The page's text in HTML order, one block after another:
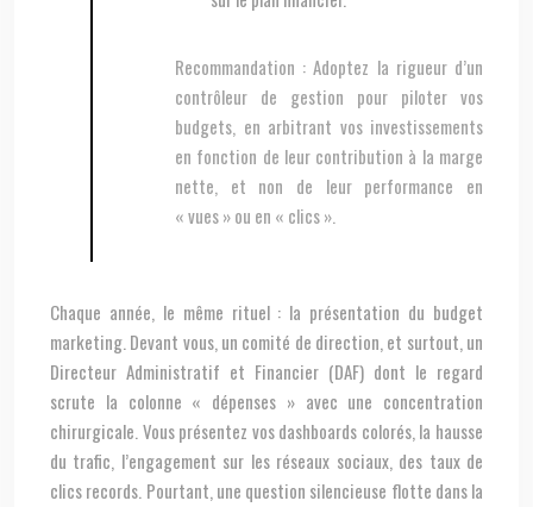
Recommandation : Adoptez la rigueur d’un
contrôleur de gestion pour piloter vos
budgets, en arbitrant vos investissements
en fonction de leur contribution à la marge
nette, et non de leur performance en
« vues » ou en « clics ».
Chaque année, le même rituel : la présentation du budget
marketing. Devant vous, un comité de direction, et surtout, un
Directeur Administratif et Financier (DAF) dont le regard
scrute la colonne « dépenses » avec une concentration
chirurgicale. Vous présentez vos dashboards colorés, la hausse
du trafic, l’engagement sur les réseaux sociaux, des taux de
clics records. Pourtant, une question silencieuse flotte dans la